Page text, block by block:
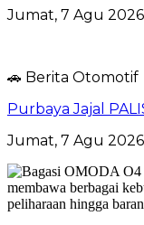
Jumat, 7 Agu 2026
🚗 Berita Otomotif
Purbaya Jajal
Jumat, 7 Agu 2026